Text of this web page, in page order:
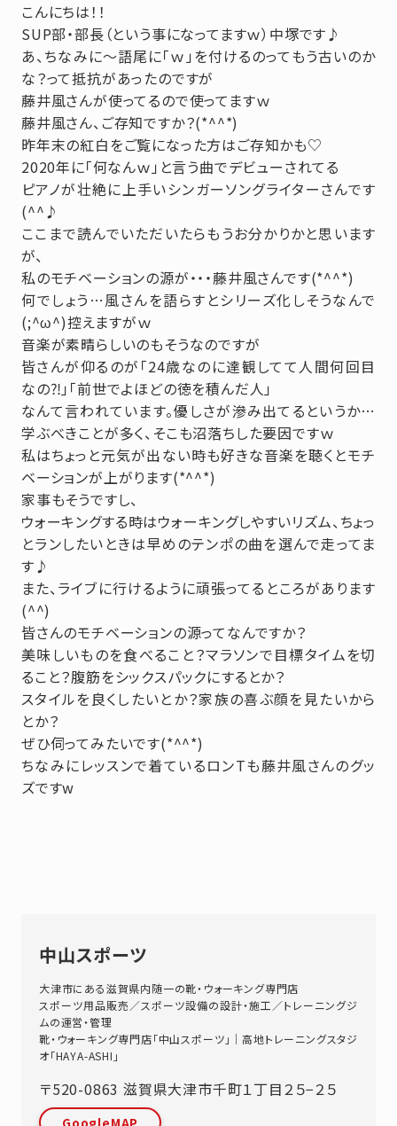
こんにちは！！
SUP部・部長（という事になってますｗ）中塚です♪
あ、ちなみに～語尾に「ｗ」を付けるのってもう古いのか
な？って抵抗があったのですが
藤井風さんが使ってるので使ってますｗ
藤井風さん、ご存知ですか？(*^^*)
昨年末の紅白をご覧になった方はご存知かも♡
2020年に「何なんｗ」と言う曲でデビューされてる
ピアノが壮絶に上手いシンガーソングライターさんです
(^^♪
ここまで読んでいただいたらもうお分かりかと思います
が、
私のモチベーションの源が・・・藤井風さんです(*^^*)
何でしょう…風さんを語らすとシリーズ化しそうなんで
(;^ω^)控えますがｗ
音楽が素晴らしいのもそうなのですが
皆さんが仰るのが「24歳なのに達観してて人間何回目
なの⁈」「前世でよほどの徳を積んだ人」
なんて言われています。優しさが滲み出てるというか…
学ぶべきことが多く、そこも沼落ちした要因ですｗ
私はちょっと元気が出ない時も好きな音楽を聴くとモチ
ベーションが上がります(*^^*)
家事もそうですし、
ウォーキングする時はウォーキングしやすいリズム、ちょっ
とランしたいときは早めのテンポの曲を選んで走ってま
す♪
また、ライブに行けるように頑張ってるところがあります
(^^)
皆さんのモチベーションの源ってなんですか？
美味しいものを食べること？マラソンで目標タイムを切
ること？腹筋をシックスパックにするとか？
スタイルを良くしたいとか？家族の喜ぶ顔を見たいから
とか？
ぜひ伺ってみたいです(*^^*)
ちなみにレッスンで着ているロンTも藤井風さんのグッ
ズですw
中山スポーツ
大津市にある滋賀県内随一の靴・ウォーキング専門店
スポーツ用品販売／スポーツ設備の設計・施工／トレーニングジ
ムの運営・管理
靴・ウォーキング専門店「中山スポーツ」｜高地トレーニングスタジ
オ「HAYA-ASHI」
〒520-0863 滋賀県大津市千町１丁目２５−２５